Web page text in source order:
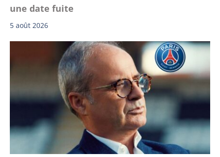
une date fuite
5 août 2026